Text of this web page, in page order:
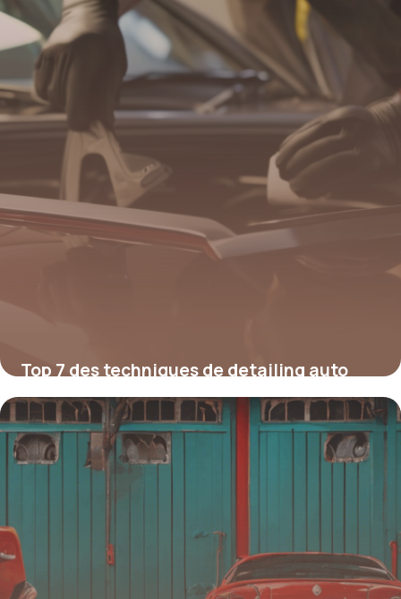
Top 7 des techniques de detailing auto
pour un fini showroom
12 juillet 2025